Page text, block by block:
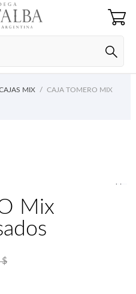
MIX CAJA TOMERO MIX

Mix
$